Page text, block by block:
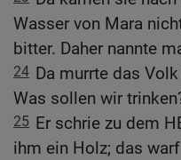
Wasser von Mara
bitter. Daher nannte
24 Da murrte das
Was sollen wir
25 Er schrie zu dem
ihm ein Holz; das